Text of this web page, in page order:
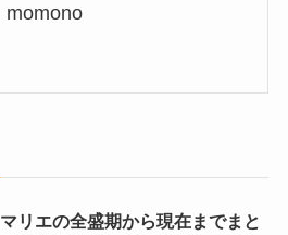
momono
マリエの全盛期から現在までまと